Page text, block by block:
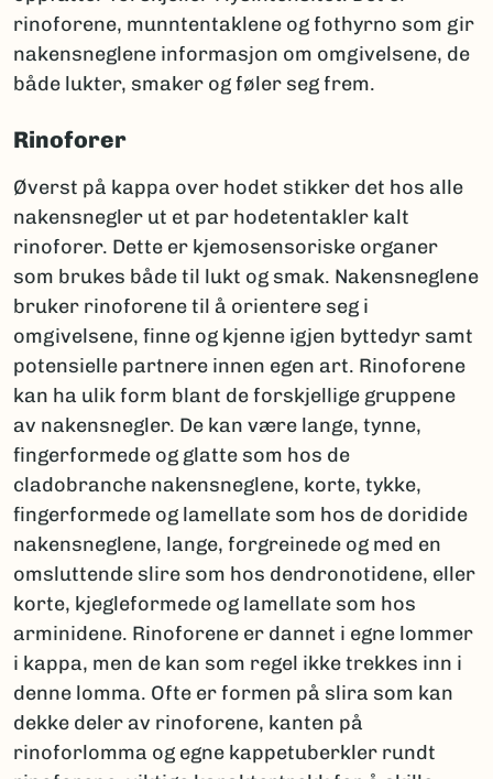
rinoforene, munntentaklene og fothyrno som gir
nakensneglene informasjon om omgivelsene, de
både lukter, smaker og føler seg frem.
Rinoforer
Øverst på kappa over hodet stikker det hos alle
nakensnegler ut et par hodetentakler kalt
rinoforer. Dette er kjemosensoriske organer
som brukes både til lukt og smak. Nakensneglene
bruker rinoforene til å orientere seg i
omgivelsene, finne og kjenne igjen byttedyr samt
potensielle partnere innen egen art. Rinoforene
kan ha ulik form blant de forskjellige gruppene
av nakensnegler. De kan være lange, tynne,
fingerformede og glatte som hos de
cladobranche nakensneglene, korte, tykke,
fingerformede og lamellate som hos de doridide
nakensneglene, lange, forgreinede og med en
omsluttende slire som hos dendronotidene, eller
korte, kjegleformede og lamellate som hos
arminidene. Rinoforene er dannet i egne lommer
i kappa, men de kan som regel ikke trekkes inn i
denne lomma. Ofte er formen på slira som kan
dekke deler av rinoforene, kanten på
rinoforlomma og egne kappetuberkler rundt